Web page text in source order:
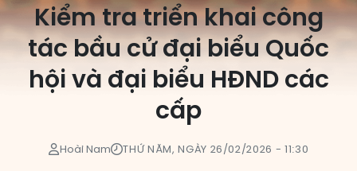
Dư luận quốc tế
Hỏi đáp bầu cử
Bầu cử địa phương
E-magazine
Infographic
Cử tri tham gia bầu cử
Nữ đại biểu Quốc hội
HĐND cấp xã
Kiểm tra triển khai công
tác bầu cử đại biểu Quốc
hội và đại biểu HĐND các
cấp
Hoài Nam THỨ NĂM, NGÀY 26/02/2026 - 11:30